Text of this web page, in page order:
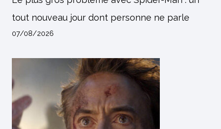
tout nouveau jour dont personne ne parle
07/08/2026